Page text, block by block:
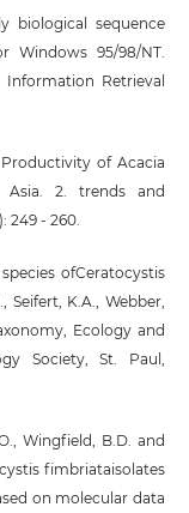
biological sequence
Windows 95/98/NT.
Retrieval
Productivity of Acacia
2. trends and
249 - 260.
species ofCeratocystis
Seifert, K.A., Webber,
Ecology and
Society, St. Paul,
Wingfield, B.D. and
fimbriataisolates
on molecular data